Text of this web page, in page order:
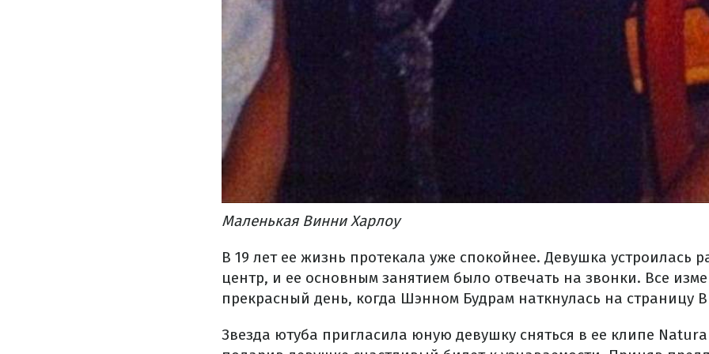
Маленькая Винни Харлоу
В 19 лет ее жизнь протекала уже спокойнее. Девушка устроилась
центр, и ее основным занятием было отвечать на звонки. Все
прекрасный день, когда Шэнном Будрам наткнулась на страницу
Звезда ютуба пригласила юную девушку сняться в ее клипе Natural